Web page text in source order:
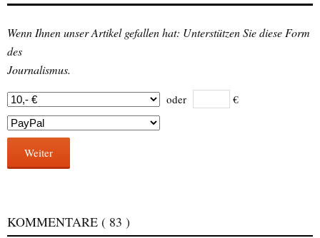
Wenn Ihnen unser Artikel gefallen hat: Unterstützen Sie diese Form
des
Journalismus.
oder €
Weiter
KOMMENTARE ( 83 )